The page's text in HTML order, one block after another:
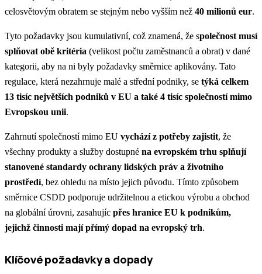
celosvětovým obratem se stejným nebo vyšším než 40 milionů eur.
Tyto požadavky jsou kumulativní, což znamená, že společnost musí
splňovat obě kritéria (velikost počtu zaměstnanců a obrat) v dané
kategorii, aby na ni byly požadavky směrnice aplikovány. Tato
regulace, která nezahrnuje malé a střední podniky, se týká celkem
13 tisíc největších podniků v EU a také 4 tisíc společností mimo
Evropskou unii.
Zahrnutí společností mimo EU vychází z potřeby zajistit, že
všechny produkty a služby dostupné na evropském trhu splňují
stanovené standardy ochrany lidských práv a životního
prostředí, bez ohledu na místo jejich původu. Tímto způsobem
směrnice CSDD podporuje udržitelnou a etickou výrobu a obchod
na globální úrovni, zasahujíc přes hranice EU k podnikům,
jejichž činnosti mají přímý dopad na evropský trh.
Klíčové požadavky a dopady